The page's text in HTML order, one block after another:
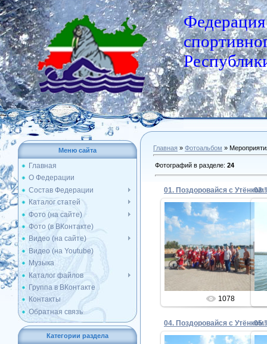
Федерация
Меню сайта
Главная
О Федерации
Состав Федерации
Каталог статей
Фото (на сайте)
Фото (в ВКонтакте)
Видео (на сайте)
Видео (на Youtube)
Музыка
Каталог файлов
Группа в ВКонтакте
Контакты
Обратная связь
Категории раздела
Главная » Фотоальбом »
Фотографий в разделе: 24
01. Поздоровайся с Утёнком!
13.08.2016
Admin
1078
02.
04. Поздоровайся с Утёнком!
05.